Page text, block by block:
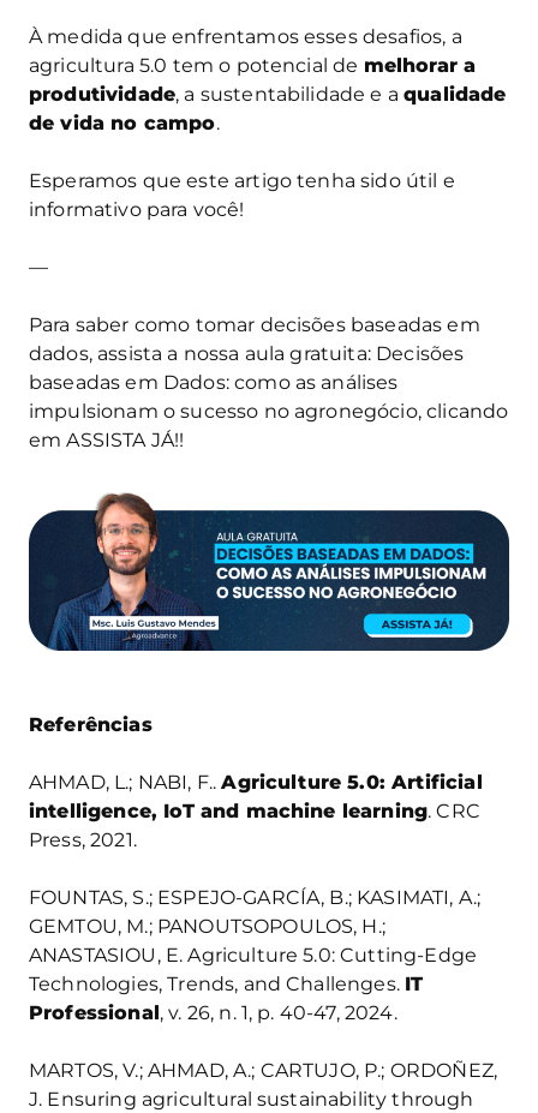
À medida que enfrentamos esses desafios, a
agricultura 5.0 tem o potencial de melhorar a
produtividade, a sustentabilidade e aqualidade
de vida no campo.
Esperamos que este artigo tenha sido útil e
informativo para você!
—
Para saber como tomar decisões baseadas em
dados, assista a nossa aula gratuita: Decisões
baseadas em Dados: como as análises
impulsionam o sucesso no agronegócio, clicando
em ASSISTA JÁ!!
Referências
AHMAD, L.; NABI, F..Agriculture 5.0: Artificial
intelligence, IoT and machine learning. CRC
Press, 2021.
FOUNTAS, S.; ESPEJO-GARCÍA, B.; KASIMATI, A.;
GEMTOU, M.; PANOUTSOPOULOS, H.;
ANASTASIOU, E. Agriculture 5.0: Cutting-Edge
Technologies, Trends, and Challenges. IT
Professional, v. 26, n. 1, p. 40-47, 2024.
MARTOS, V.; AHMAD, A.; CARTUJO, P.; ORDOÑEZ,
J. Ensuring agricultural sustainability through